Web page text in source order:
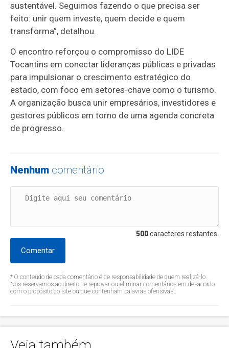
sustentável. Seguimos fazendo o que precisa ser
feito: unir quem investe, quem decide e quem
transforma”, detalhou.
O encontro reforçou o compromisso do LIDE
Tocantins em conectar lideranças públicas e privadas
para impulsionar o crescimento estratégico do
estado, com foco em setores-chave como o turismo.
A organização busca unir empresários, investidores e
gestores públicos em torno de uma agenda concreta
de progresso.
Nenhum comentário
500caracteres restantes.
Comentar
* O conteúdo de cada comentário é de responsabilidade de quem realizá-lo.
Nos reservamos ao direito de reprovar ou eliminar comentários em desacordo
com o propósito do site ou que contenham palavras ofensivas.